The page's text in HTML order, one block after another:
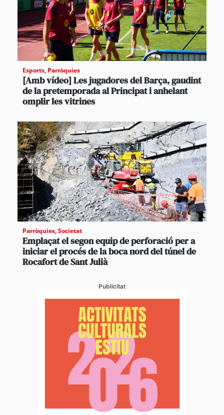
Esports, Parròquies
[Amb vídeo] Les jugadores del Barça, gaudint
de la pretemporada al Principat i anhelant
omplir les vitrines
Parròquies,Societat
Emplaçat el segon equip de perforació per a
iniciar el procés de la boca nord del túnel de
Rocafort de Sant Julià
Publicitat